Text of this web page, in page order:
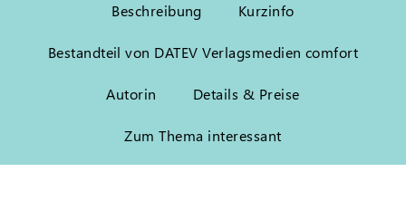
Beschreibung Kurzinfo
Bestandteil von DATEV Verlagsmedien comfort
Autorin Details & Preise
Zum Thema interessant